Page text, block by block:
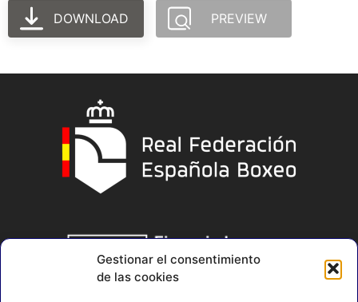
Gestionar el consentimiento
de las cookies
DOWNLOAD PREVIEW